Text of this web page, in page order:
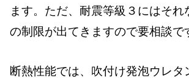
ます。ただ、耐震等級３にはそれ
の制限が出てきますので要相談で
断熱性能では、吹付け発泡ウレタ